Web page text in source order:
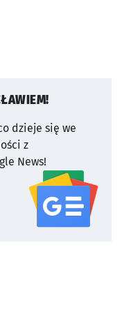
dzieje się we
z
News!
serwisu